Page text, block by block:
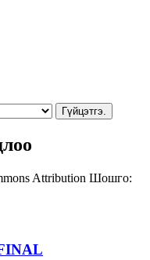
Гүйцэтгэ.
Attribution Шошго: